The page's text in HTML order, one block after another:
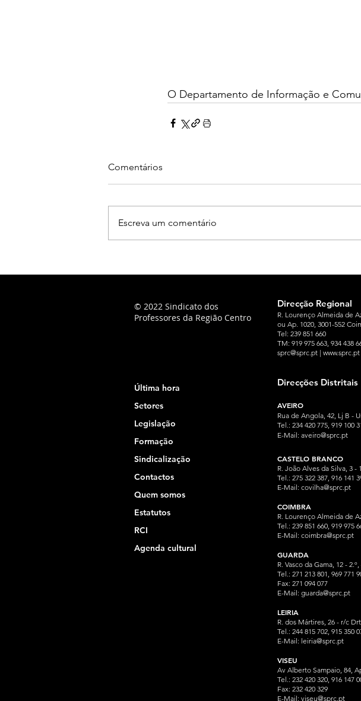
O Departamento de Informação e
Comentários
Escreva um comentário
© 2022 Sindicato dos
Professores da Região Centro
Direcção Regional
R. Lourenço Almeida de
ou Ap. 1020, 3001-552
Tel: 239 851 660
TM: 919 975 663, 934 438
sprc@sprc.pt | www.sprc.pt
Última hora
Setores
Legislação
Formação
Sindicalização
Contactos
Quem somos
Estatutos
RCI
Agenda cultural
Direcções Distritais
AVEIRO
Rua de Angola, 42, Lj B -
Tel.: 234 420 775, 919 100
E-Mail: aveiro@sprc.pt
CASTELO BRANCO
R. João Alves da Silva, 3 -
Tel.: 275 322 387, 916 141
E-Mail: covilha@sprc.pt
COIMBRA
R. Lourenço Almeida de
Tel.: 239 851 660, 919 975
E-Mail: coimbra@sprc.pt
GUARDA
R. Vasco da Gama, 12 -
Tel.: 271 213 801, 969 771
Fax: 271 094 077
E-Mail: guarda@sprc.pt
LEIRIA
R. dos Mártires, 26 - r/c
Tel.: 244 815 702, 915 350
E-Mail: leiria@sprc.pt
VISEU
Av Alberto Sampaio, 84,
Tel.: 232 420 320, 916 147
Fax: 232 420 329
E-Mail: viseu@sprc.pt